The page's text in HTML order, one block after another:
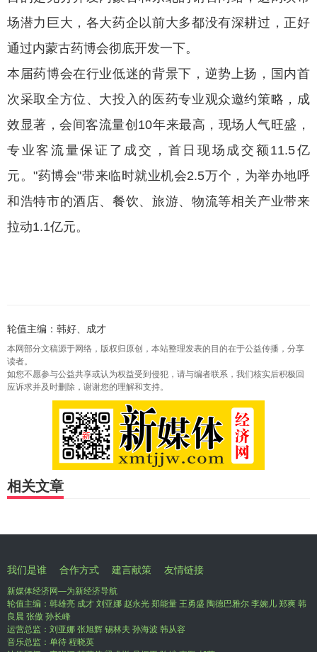
场潜力巨大，各大药企以前大多都没有深耕过，正好
通过内蒙古药博会彻底开发一下。
本届药博会在行业低迷的背景下，逆势上扬，国内首
次采取全方位、大投入的医药专业观众邀约策略，成
效显著，会间客流量创10年来最高，现场人气旺盛，
专业客流量保证了成交，首日现场成交额11.5亿
元。"药博会"带来临时就业机会2.5万个，为举办地呼
和浩特市的酒店、餐饮、旅游、物流等相关产业带来
拉动1.1亿元。
轮值主编：韩好、成才
本网部分文稿源于网络，版权归原创，本站整理发表的目的在于公益传播，分享
读者。
如您不愿参与公益共享或认为权益受到侵犯，请与编者联系，我们核实后积极回
应诉求并及时删除，谢谢您的理解和支持。
相关文章
我们是谁 合作方式 建言献策 友情链接
新媒体经济网—为新经济导航
轮值主编：韩雄亮 成才 刘亚娜 赵永光 郑能量 王勇盛 陶德巴雅尔 李婉儿 郑爽 韩
良晨 张傲 孙长峰
运营总监：刘亚娜 张旭辉 锡林夫 孙海波 韩从容
音乐总监：单待 程晓英